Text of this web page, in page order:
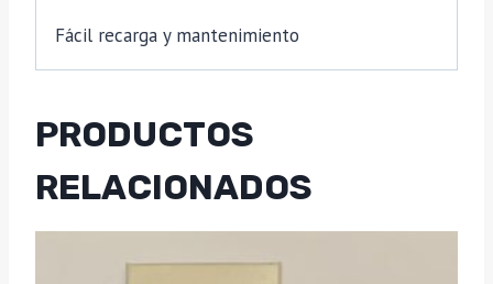
Fácil recarga y mantenimiento
PRODUCTOS
RELACIONADOS